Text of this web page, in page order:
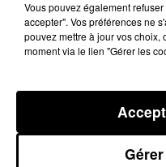
Votre n° de téléphone*
Votre message
Vous pouvez également
accepter". Vos préférences ne
pouvez mettre à jour vos choix,
moment via le lien "Gérer les